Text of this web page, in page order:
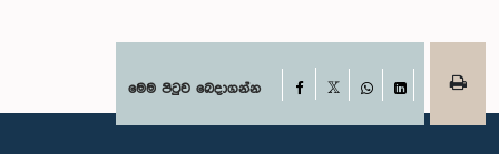
මෙම පිටුව බෙදාගන්න Facebook